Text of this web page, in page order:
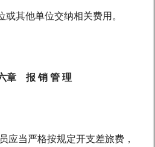
其他单位交纳相关费用。
章 报 销 管 理
应当严格按规定开支差旅费，